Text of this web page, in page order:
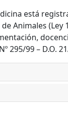
está
Animales (Ley
295/99 – D.O.